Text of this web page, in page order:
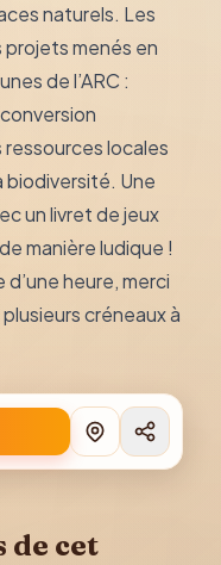
naturels. Les
menés en
de l’ARC :
ressources locales
biodiversité. Une
un livret de jeux
manière ludique !
heure, merci
créneaux à
de cet